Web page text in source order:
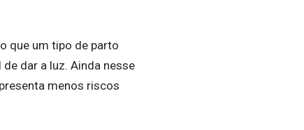
que um tipo de parto
dar a luz. Ainda nesse
menos riscos